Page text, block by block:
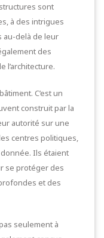
sont
à des intrigues
au-delà de leur
des
l’architecture.
C’est un
construit par la
autorité sur une
centres politiques,
Ils étaient
se protéger des
et des
seulement à